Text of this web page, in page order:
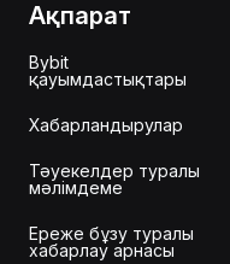
Ақпарат
Bybit
қауымдастықтары
Хабарландырулар
Тәуекелдер туралы
мәлімдеме
Ереже бұзу туралы
хабарлау арнасы